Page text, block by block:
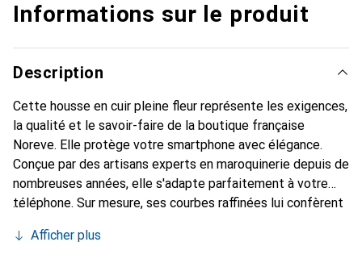
Informations sur le produit
Description
Cette housse en cuir pleine fleur représente les exigences,
la qualité et le savoir-faire de la boutique française
Noreve. Elle protège votre smartphone avec élégance.
Conçue par des artisans experts en maroquinerie depuis de
nombreuses années, elle s'adapte parfaitement à votre
téléphone. Sur mesure, ses courbes raffinées lui confèrent
et indispensable de votre smartphone. Reconnaître
Afficher plus